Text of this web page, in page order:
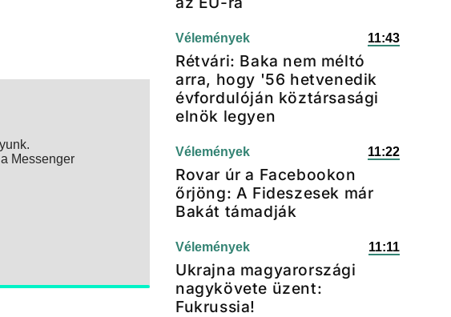
Messenger
Vélemények 11:43
Rétvári: Baka nem méltó
arra, hogy '56 hetvenedik
évfordulóján köztársasági
elnök legyen
Vélemények 11:22
Rovar úr a Facebookon
őrjöng: A Fideszesek már
Bakát támadják
Vélemények 11:11
Ukrajna magyarországi
nagykövete üzent:
Fukrussia!